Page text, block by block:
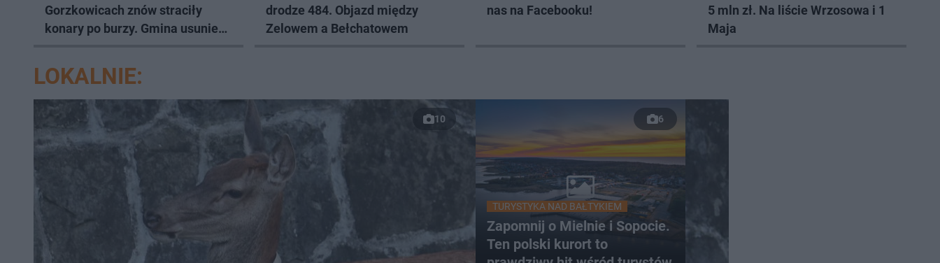
Gorzkowicach znów straciły
konary po burzy. Gmina usunie
drodze 484. Objazd między
Zelowem a Bełchatowem
nas na Facebooku!
5 mln zł. Na liście Wrzosowa i 1
Maja
LOKALNIE:
10 6
TURYSTYKA NAD BAŁTYKIEM
Zapomnij o Mielnie i Sopocie.
Ten polski kurort to